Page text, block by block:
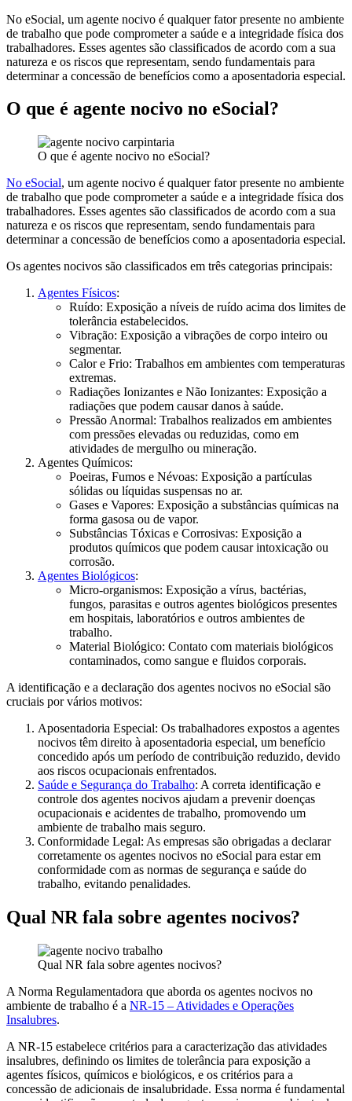
No eSocial, um agente nocivo é qualquer fator presente no ambiente
de trabalho que pode comprometer a saúde e a integridade física dos
trabalhadores. Esses agentes são classificados de acordo com a sua
natureza e os riscos que representam, sendo fundamentais para
determinar a concessão de benefícios como a aposentadoria especial.
O que é agente nocivo no eSocial?
O que é agente nocivo no eSocial?
No eSocial, um agente nocivo é qualquer fator presente no ambiente
de trabalho que pode comprometer a saúde e a integridade física dos
trabalhadores. Esses agentes são classificados de acordo com a sua
natureza e os riscos que representam, sendo fundamentais para
determinar a concessão de benefícios como a aposentadoria especial.
Os agentes nocivos são classificados em três categorias principais:
Agentes Físicos:
Ruído: Exposição a níveis de ruído acima dos limites de
tolerância estabelecidos.
Vibração: Exposição a vibrações de corpo inteiro ou
segmentar.
Calor e Frio: Trabalhos em ambientes com temperaturas
extremas.
Radiações Ionizantes e Não Ionizantes: Exposição a
radiações que podem causar danos à saúde.
Pressão Anormal: Trabalhos realizados em ambientes
com pressões elevadas ou reduzidas, como em
atividades de mergulho ou mineração.
Agentes Químicos:
Poeiras, Fumos e Névoas: Exposição a partículas
sólidas ou líquidas suspensas no ar.
Gases e Vapores: Exposição a substâncias químicas na
forma gasosa ou de vapor.
Substâncias Tóxicas e Corrosivas: Exposição a
produtos químicos que podem causar intoxicação ou
corrosão.
Agentes Biológicos:
Micro-organismos: Exposição a vírus, bactérias,
fungos, parasitas e outros agentes biológicos presentes
em hospitais, laboratórios e outros ambientes de
trabalho.
Material Biológico: Contato com materiais biológicos
contaminados, como sangue e fluidos corporais.
A identificação e a declaração dos agentes nocivos no eSocial são
cruciais por vários motivos:
Aposentadoria Especial: Os trabalhadores expostos a agentes
nocivos têm direito à aposentadoria especial, um benefício
concedido após um período de contribuição reduzido, devido
aos riscos ocupacionais enfrentados.
Saúde e Segurança do Trabalho: A correta identificação e
controle dos agentes nocivos ajudam a prevenir doenças
ocupacionais e acidentes de trabalho, promovendo um
ambiente de trabalho mais seguro.
Conformidade Legal: As empresas são obrigadas a declarar
corretamente os agentes nocivos no eSocial para estar em
conformidade com as normas de segurança e saúde do
trabalho, evitando penalidades.
Qual NR fala sobre agentes nocivos?
Qual NR fala sobre agentes nocivos?
A Norma Regulamentadora que aborda os agentes nocivos no
ambiente de trabalho é a NR-15 – Atividades e Operações
Insalubres.
A NR-15 estabelece critérios para a caracterização das atividades
insalubres, definindo os limites de tolerância para exposição a
agentes físicos, químicos e biológicos, e os critérios para a
concessão de adicionais de insalubridade. Essa norma é fundamental